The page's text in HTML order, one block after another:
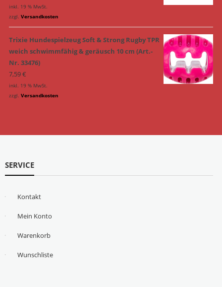
inkl. 19 % MwSt.
zzgl. Versandkosten
Trixie Hundespielzeug Soft & Strong Rugby TPR
weich schwimmfähig & geräusch 10 cm (Art.-
Nr. 33476)
7,59€
inkl. 19 % MwSt.
zzgl. Versandkosten
SERVICE
Kontakt
Mein Konto
Warenkorb
Wunschliste